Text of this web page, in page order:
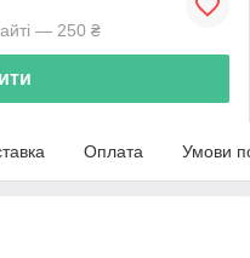
— 250 ₴
Оплата Умови